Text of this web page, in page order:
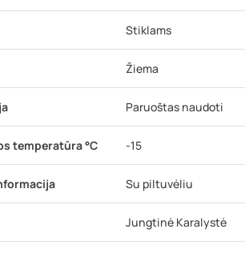
Stiklams
Žiema
Paruoštas naudoti
temperatūra °C -15
Su piltuvėliu
Jungtinė Karalystė